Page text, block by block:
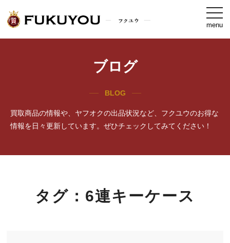
menu
ブログ
BLOG
買取商品の情報や、ヤフオクの出品状況など、フクユウのお得な
情報を日々更新しています。ぜひチェックしてみてください！
タグ：6連キーケース